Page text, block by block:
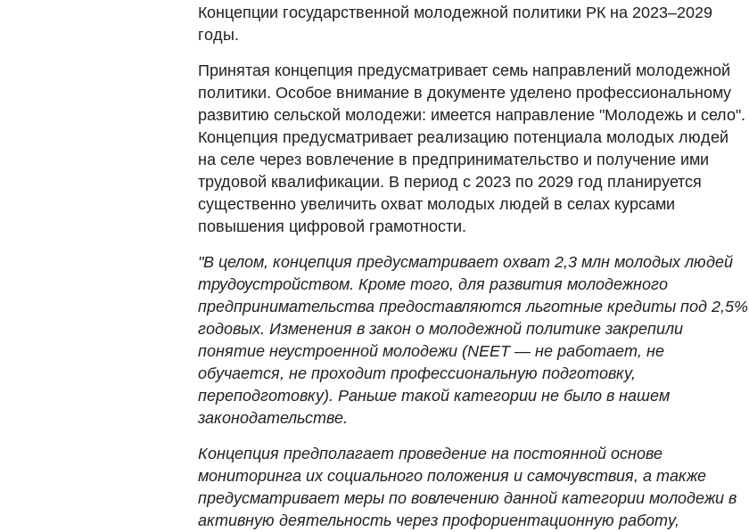
Концепции государственной молодежной политики РК на 2023–2029
годы.
Принятая концепция предусматривает семь направлений молодежной
политики. Особое внимание в документе уделено профессиональному
развитию сельской молодежи: имеется направление "Молодежь и село".
Концепция предусматривает реализацию потенциала молодых людей
на селе через вовлечение в предпринимательство и получение ими
трудовой квалификации. В период с 2023 по 2029 год планируется
существенно увеличить охват молодых людей в селах курсами
повышения цифровой грамотности.
"В целом, концепция предусматривает охват 2,3 млн молодых людей
трудоустройством. Кроме того, для развития молодежного
предпринимательства предоставляются льготные кредиты под 2,5%
годовых. Изменения в закон о молодежной политике закрепили
понятие неустроенной молодежи (NEET — не работает, не
обучается, не проходит профессиональную подготовку,
переподготовку). Раньше такой категории не было в нашем
законодательстве.
Концепция предполагает проведение на постоянной основе
мониторинга их социального положения и самочувствия, а также
предусматривает меры по вовлечению данной категории молодежи в
активную деятельность через профориентационную работу,